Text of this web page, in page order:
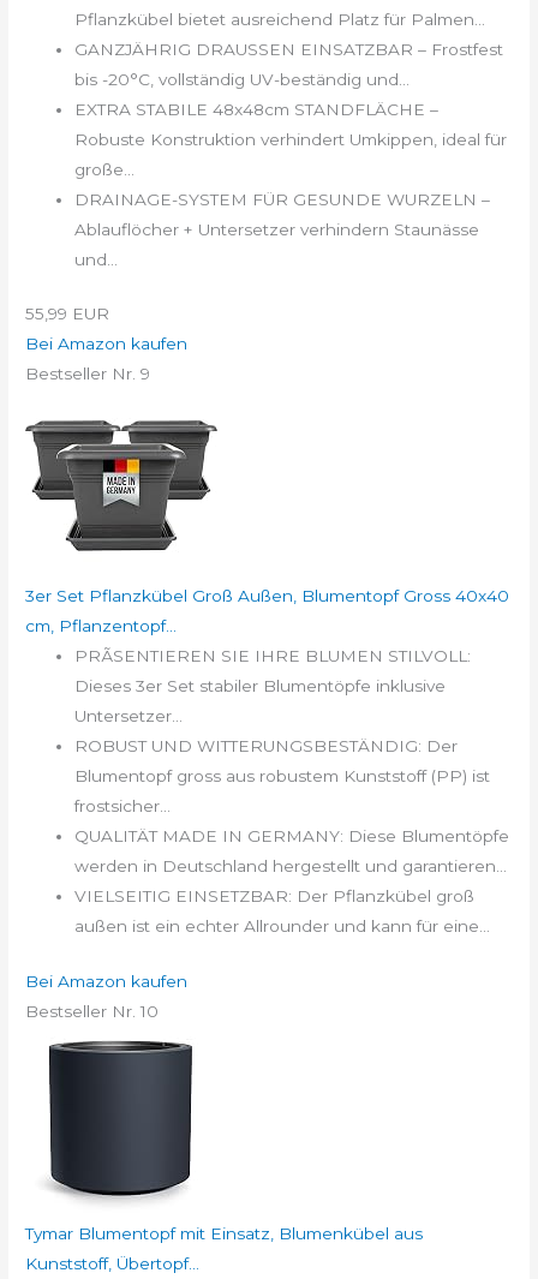
Pflanzkübel bietet ausreichend Platz für Palmen...
GANZJÄHRIG DRAUSSEN EINSATZBAR – Frostfest
bis -20°C, vollständig UV-beständig und...
EXTRA STABILE 48x48cm STANDFLÄCHE –
Robuste Konstruktion verhindert Umkippen, ideal für
große...
DRAINAGE-SYSTEM FÜR GESUNDE WURZELN –
Ablauflöcher + Untersetzer verhindern Staunässe
und...
55,99 EUR
Bei Amazon kaufen
Bestseller Nr. 9
3er Set Pflanzkübel Groß Außen, Blumentopf Gross 40x40
cm, Pflanzentopf...
PRÃSENTIEREN SIE IHRE BLUMEN STILVOLL:
Dieses 3er Set stabiler Blumentöpfe inklusive
Untersetzer...
ROBUST UND WITTERUNGSBESTÄNDIG: Der
Blumentopf gross aus robustem Kunststoff (PP) ist
frostsicher...
QUALITÄT MADE IN GERMANY: Diese Blumentöpfe
werden in Deutschland hergestellt und garantieren...
VIELSEITIG EINSETZBAR: Der Pflanzkübel groß
außen ist ein echter Allrounder und kann für eine...
Bei Amazon kaufen
Bestseller Nr. 10
Tymar Blumentopf mit Einsatz, Blumenkübel aus
Kunststoff, Übertopf...